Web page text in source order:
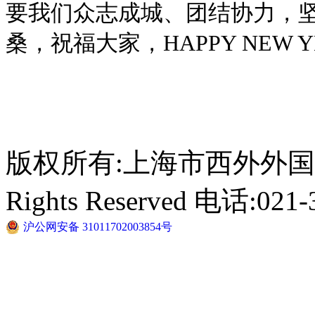
要我们众志成城、团结协力，
桑，祝福大家，HAPPY NEW
版权所有:上海市西外外
Rights Reserved 电话
沪公网安备 31011702003854号